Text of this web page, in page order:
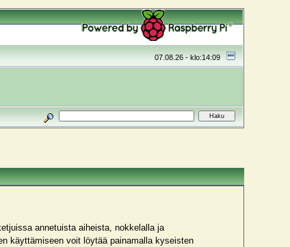
07.08.26 - klo:14:09
annetuista aiheista, nokkelalla ja
käyttämiseen voit löytää painamalla kyseisten